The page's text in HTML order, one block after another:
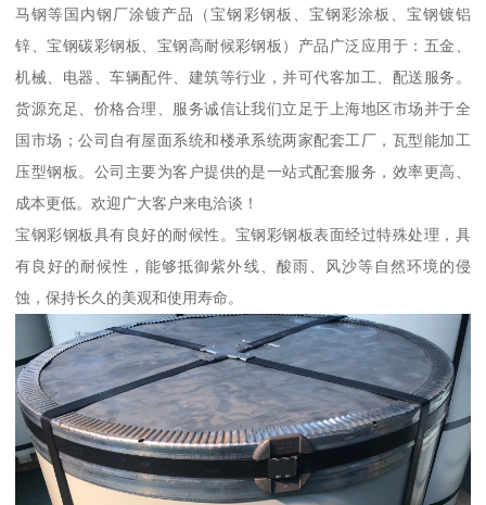
马钢等国内钢厂涂镀产品（宝钢彩钢板、宝钢彩涂板、宝钢镀铝
锌、宝钢碳彩钢板、宝钢高耐候彩钢板）产品广泛应用于：五金、
机械、电器、车辆配件、建筑等行业，并可代客加工、配送服务。
货源充足、价格合理、服务诚信让我们立足于上海地区市场并于全
国市场；公司自有屋面系统和楼承系统两家配套工厂，瓦型能加工
压型钢板。公司主要为客户提供的是一站式配套服务，效率更高、
成本更低。欢迎广大客户来电洽谈！
宝钢彩钢板具有良好的耐候性。宝钢彩钢板表面经过特殊处理，具
有良好的耐候性，能够抵御紫外线、酸雨、风沙等自然环境的侵
蚀，保持长久的美观和使用寿命。